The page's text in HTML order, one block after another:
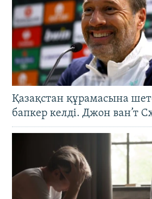
Қазақстан құрамасына
бапкер келді. Джон ван’т